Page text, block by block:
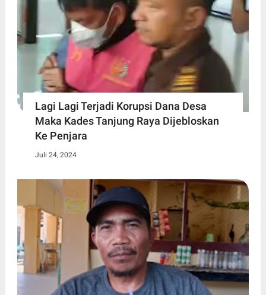
Lagi Lagi Terjadi Korupsi Dana Desa
Maka Kades Tanjung Raya Dijebloskan
Ke Penjara
Juli 24, 2024